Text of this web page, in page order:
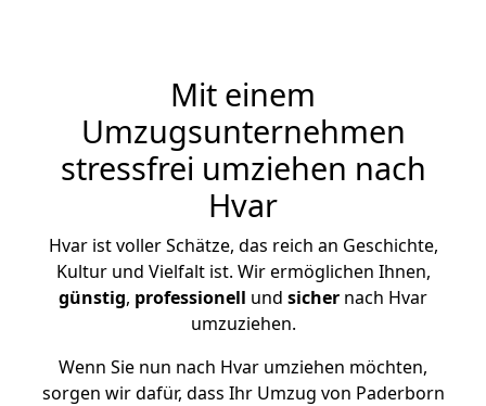
Mit einem
Umzugsunternehmen
stressfrei umziehen nach
Hvar
Hvar ist voller Schätze, das reich an Geschichte,
Kultur und Vielfalt ist. Wir ermöglichen Ihnen,
günstig, professionell und sicher nach Hvar
umzuziehen.
Wenn Sie nun nach Hvar umziehen möchten,
sorgen wir dafür, dass Ihr Umzug von Paderborn